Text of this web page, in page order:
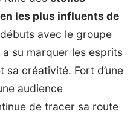
les plus influents de
avec le groupe
a su marquer les esprits
créativité. Fort d’une
audience
de tracer sa route